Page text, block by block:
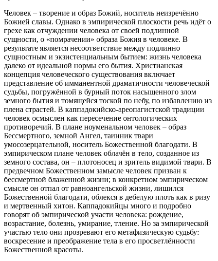
Человек – творение и образ Божий, носитель неизречённо
Божией славы. Однако в эмпирической плоскости речь идёт о
грехе как отчуждении человека от своей подлинной
сущности, о «помрачении» образа Божия в человеке. В
результате является несоответствие между подлинно
сущностным и экзистенциальным бытием: жизнь человека
далеко от идеальной нормы его бытия. Христианская
концепция человеческого существования включает
представление об имманентной драматичности человеческой
судьбы, погружённой в бурный поток насыщенного злом
земного бытия и томящейся тоской по небу, по избавлению из
плена страстей. В каппадокийско-ареопагистской традиции
человек осмыслен как пересечение онтологических
противоречий. В плане ноуменальном человек – образ
Бессмертного, земной Ангел, таинник твари
умосозерцательной, носитель Божественной благодати. В
эмпирическом плане человек облачён в тело, созданное из
земного состава, он – плотоносец и зритель видимой твари. В
предвечном Божественном замысле человек призван к
бессмертной блаженной жизни; в конкретном эмпирическом
смысле он отпал от равноангельской жизни, лишился
Божественной благодати, облекся в дебелую плоть как в ризу
и мертвенный хитон. Каппадокийцы много и подробно
говорят об эмпирической участи человека: рождение,
возрастание, болезнь, умирание, тление. Но за эмпирической
участью тело они прозревают его метафизическую судьбу:
воскресение и преображение тела в его просветлённости
Божественной красоты.